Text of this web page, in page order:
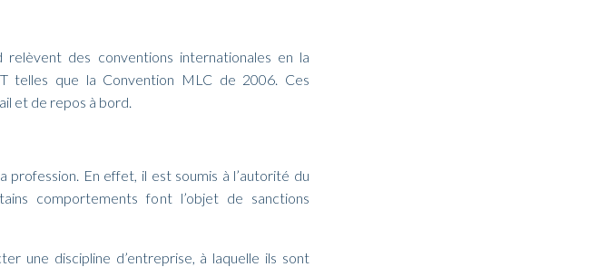
des conventions internationales en la
telles que la Convention MLC de 2006. Ces
et de repos à bord.
profession. En effet, il est soumis à l’autorité du
comportements font l’objet de sanctions
une discipline d’entreprise, à laquelle ils sont